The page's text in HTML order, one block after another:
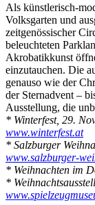
Als künstlerisch-
Volksgarten und
zeitgenössischer
beleuchteten
Akrobatikkunst
einzutauchen. Die
genauso wie der
der Sternadvent –
Ausstellung, die
* Winterfest, 29.
www.winterfest.at
* Salzburger
www.salzburger-
* Weihnachten im
*